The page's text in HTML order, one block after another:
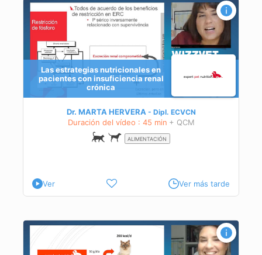
Las estrategias nutricionales en
pacientes con insuficiencia renal
crónica
Dr. MARTA HERVERA Dipl. ECVCN
Duración del vídeo : 45 min + QCM
ALIMENTACIÓN
Ver Ver más tarde